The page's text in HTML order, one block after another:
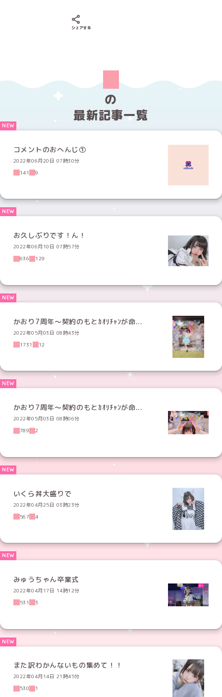
シェアする
の
最新記事一覧
コメントのおへんじ①
2022年06月20日 07時30分
141
9
お久しぶりです！ん！
2022年06月10日 07時57分
636
129
かおり7周年～契約のもとｶｵﾘﾁｬﾝが命...
2022年05月03日 08時43分
1731
12
かおり7周年～契約のもとｶｵﾘﾁｬﾝが命...
2022年05月03日 08時06分
789
2
いくら丼大盛りで
2022年04月25日 03時23分
567
4
みゅうちゃん卒業式
2022年04月17日 14時12分
531
3
また訳わかんないもの集めて！！
2022年04月14日 21時45分
530
1